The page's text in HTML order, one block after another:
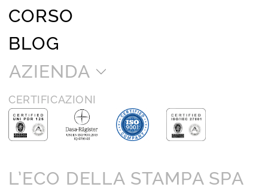
CORSO
BLOG
AZIENDA
CERTIFICAZIONI
L’ECO DELLA STAMPA SPA